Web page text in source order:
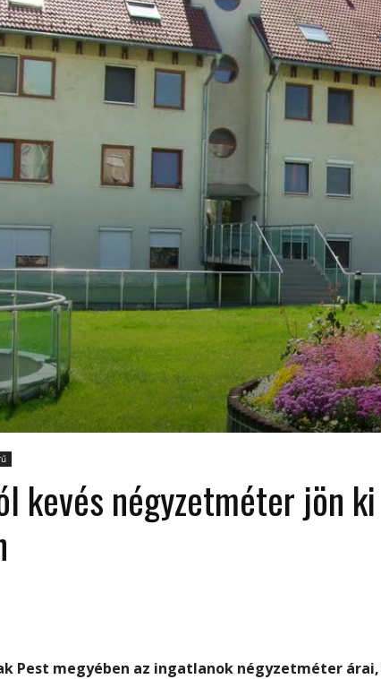
kevés négyzetméter jön ki
Pest megyében az ingatlanok négyzetméter